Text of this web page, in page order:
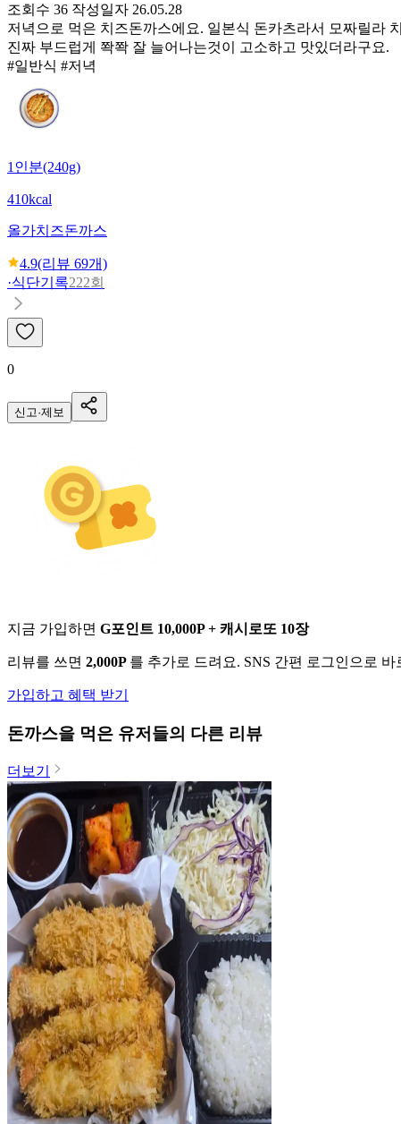
조회수 36 작성일자 26.05.28
저녁으로 먹은 치즈돈까스에요. 일본식 돈카츠라서 모짜릴라
진짜 부드럽게 쫙쫙 잘 늘어나는것이 고소하고 맛있더라구요.
#일반식 #저녁
1인분(240g)
410kcal
올가치즈돈까스
4.9(리뷰 69개)
·식단기록222회
0
신고·제보
지금 가입하면 G포인트 10,000P + 캐시로또 10장
리뷰를 쓰면 2,000P 를 추가로 드려요. SNS 간편 로그인으로 바
가입하고 혜택 받기
돈까스을 먹은 유저들의 다른 리뷰
더보기